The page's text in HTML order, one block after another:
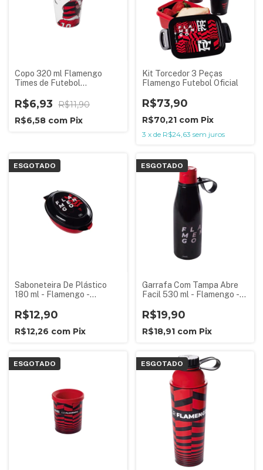
Copo 320 ml Flamengo
Times de Futebol
Festa Infantil
R$6,93 R$11,90
R$6,58 com Pix
Kit Torcedor 3 Peças
Flamengo Futebol Oficial
R$73,90
R$70,21 com Pix
3 x de R$24,63 sem juros
ESGOTADO
Saboneteira De Plástico
180 ml - Flamengo -
R$12,90
R$12,26 com Pix
ESGOTADO
Garrafa Com Tampa Abre
Facil 530 ml - Flamengo -
R$19,90
R$18,91 com Pix
ESGOTADO ESGOTADO